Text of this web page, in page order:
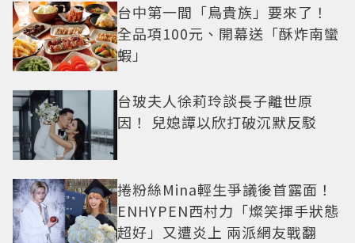
台中第一間「鳥貴族」要來了！
全品項100元、開幕送「酥炸南蠻
蝦」
台玻夫人徐莉玲談長子離世原
因！ 兒媳譚以欣打破沉默反駁
捲粉絲Mina輕生爭議後首露面！
ENHYPEN西村力「燦笑揮手狀態
超好」又遭炎上 兩派網友戰翻